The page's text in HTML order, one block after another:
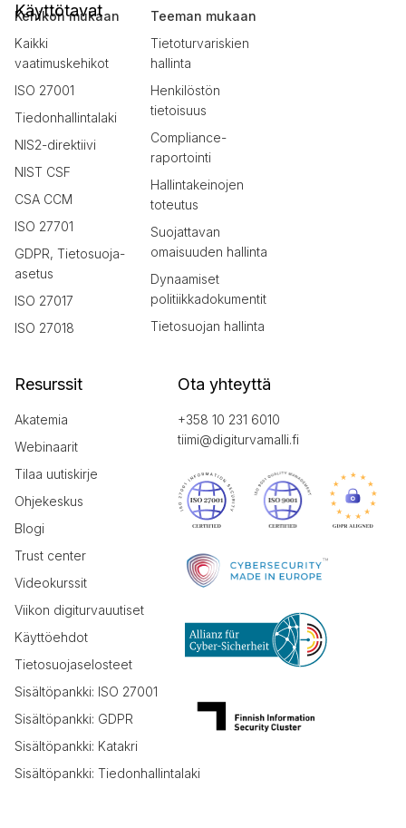
Käyttötavat
Kehikon mukaan
Kaikki
vaatimuskehikot
ISO 27001
Tiedonhallintalaki
NIS2-direktiivi
NIST CSF
CSA CCM
ISO 27701
GDPR, Tietosuoja-
asetus
ISO 27017
ISO 27018
Teeman mukaan
Tietoturvariskien
hallinta
Henkilöstön
tietoisuus
Compliance-
raportointi
Hallintakeinojen
toteutus
Suojattavan
omaisuuden hallinta
Dynaamiset
politiikkadokumentit
Tietosuojan hallinta
Resurssit
Akatemia
Webinaarit
Tilaa uutiskirje
Ohjekeskus
Blogi
Trust center
Videokurssit
Viikon digiturvauutiset
Käyttöehdot
Tietosuojaselosteet
Sisältöpankki: ISO 27001
Sisältöpankki: GDPR
Sisältöpankki: Katakri
Sisältöpankki: Tiedonhallintalaki
Ota yhteyttä
+358 10 231 6010
tiimi@digiturvamalli.fi